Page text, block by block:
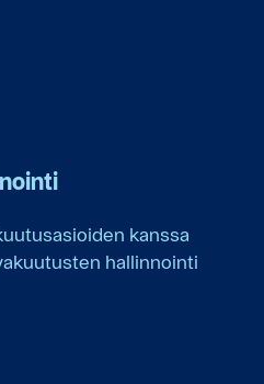
kanssa
hallinnointi